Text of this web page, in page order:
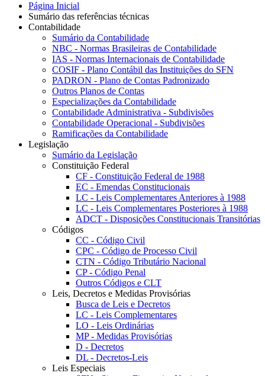
Página Inicial
Sumário das referências técnicas
Contabilidade
Sumário da Contabilidade
NBC - Normas Brasileiras de Contabilidade
IAS - Normas Internacionais de Contabilidade
COSIF - Plano Contábil das Instituições do SFN
PADRON - Plano de Contas Padronizado
Outros Planos de Contas
Especializações da Contabilidade
Contabilidade Administrativa - Subdivisões
Contabilidade Operacional - Subdivisões
Ramificações da Contabilidade
Legislação
Sumário da Legislação
Constituição Federal
CF - Constituição Federal de 1988
EC - Emendas Constitucionais
LC - Leis Complementares Anteriores à 1988
LC - Leis Complementares Posteriores à 1988
ADCT - Disposições Constitucionais Transitórias
Códigos
CC - Código Civil
CPC - Código de Processo Civil
CTN - Código Tributário Nacional
CP - Código Penal
Outros Códigos e CLT
Leis, Decretos e Medidas Provisórias
Busca de Leis e Decretos
LC - Leis Complementares
LO - Leis Ordinárias
MP - Medidas Provisórias
D - Decretos
DL - Decretos-Leis
Leis Especiais